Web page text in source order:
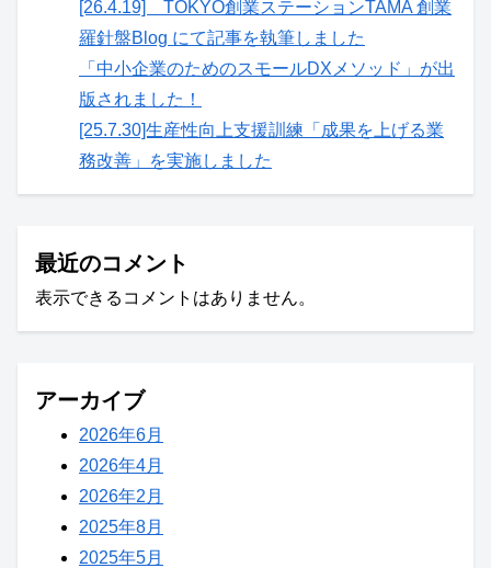
[26.4.19] TOKYO創業ステーションTAMA 創業
羅針盤Blog にて記事を執筆しました
「中小企業のためのスモールDXメソッド」が出
版されました！
[25.7.30]生産性向上支援訓練「成果を上げる業
務改善」を実施しました
最近のコメント
表示できるコメントはありません。
アーカイブ
2026年6月
2026年4月
2026年2月
2025年8月
2025年5月